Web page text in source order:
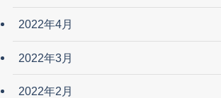
2022年4月
2022年3月
2022年2月